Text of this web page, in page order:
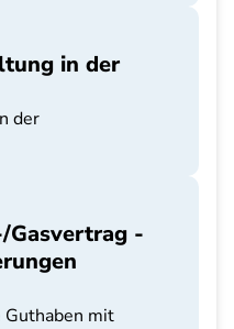
in der
der
Gasvertrag -
Guthaben mit